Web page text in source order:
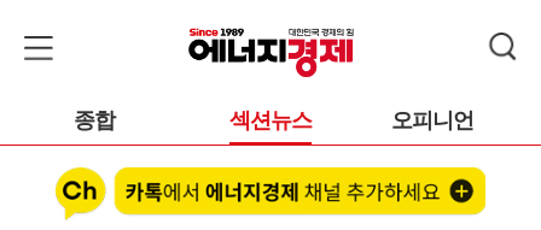
종합 섹션뉴스 오피니언